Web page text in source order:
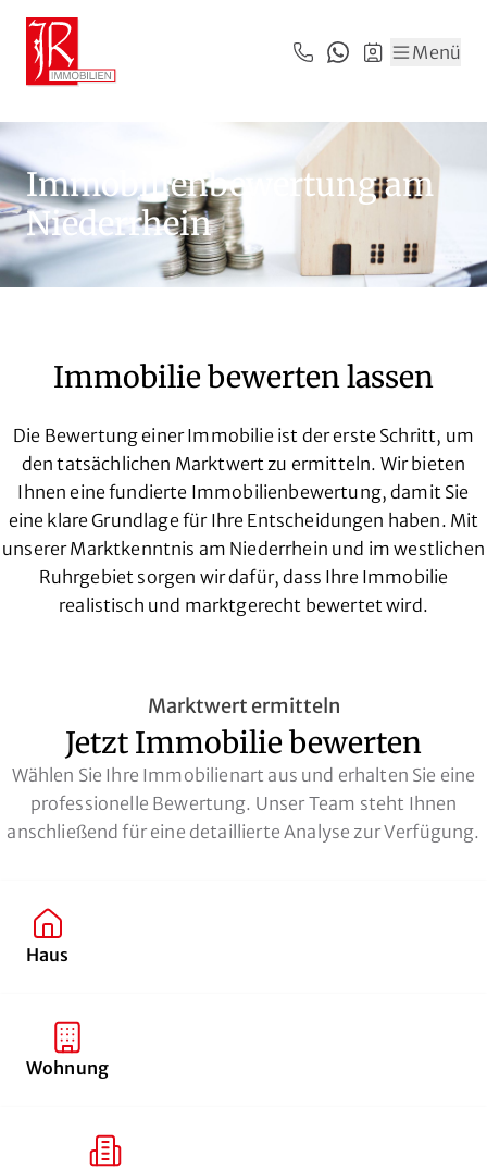
Zum Hauptinhalt springen
Zum Fuß springen
Menü
Immobilienbewertung am
Niederrhein
Immobilie bewerten lassen
Die Bewertung einer Immobilie ist der erste Schritt, um
den tatsächlichen Marktwert zu ermitteln. Wir bieten
Ihnen eine fundierte Immobilienbewertung, damit Sie
eine klare Grundlage für Ihre Entscheidungen haben. Mit
unserer Marktkenntnis am Niederrhein und im westlichen
Ruhrgebiet sorgen wir dafür, dass Ihre Immobilie
realistisch und marktgerecht bewertet wird.
Marktwert ermitteln
Jetzt Immobilie bewerten
Wählen Sie Ihre Immobilienart aus und erhalten Sie eine
professionelle Bewertung. Unser Team steht Ihnen
anschließend für eine detaillierte Analyse zur Verfügung.
Haus
Wohnung